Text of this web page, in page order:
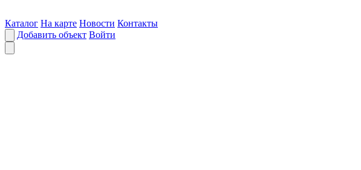
Каталог На карте Новости Контакты
Добавить объект Войти